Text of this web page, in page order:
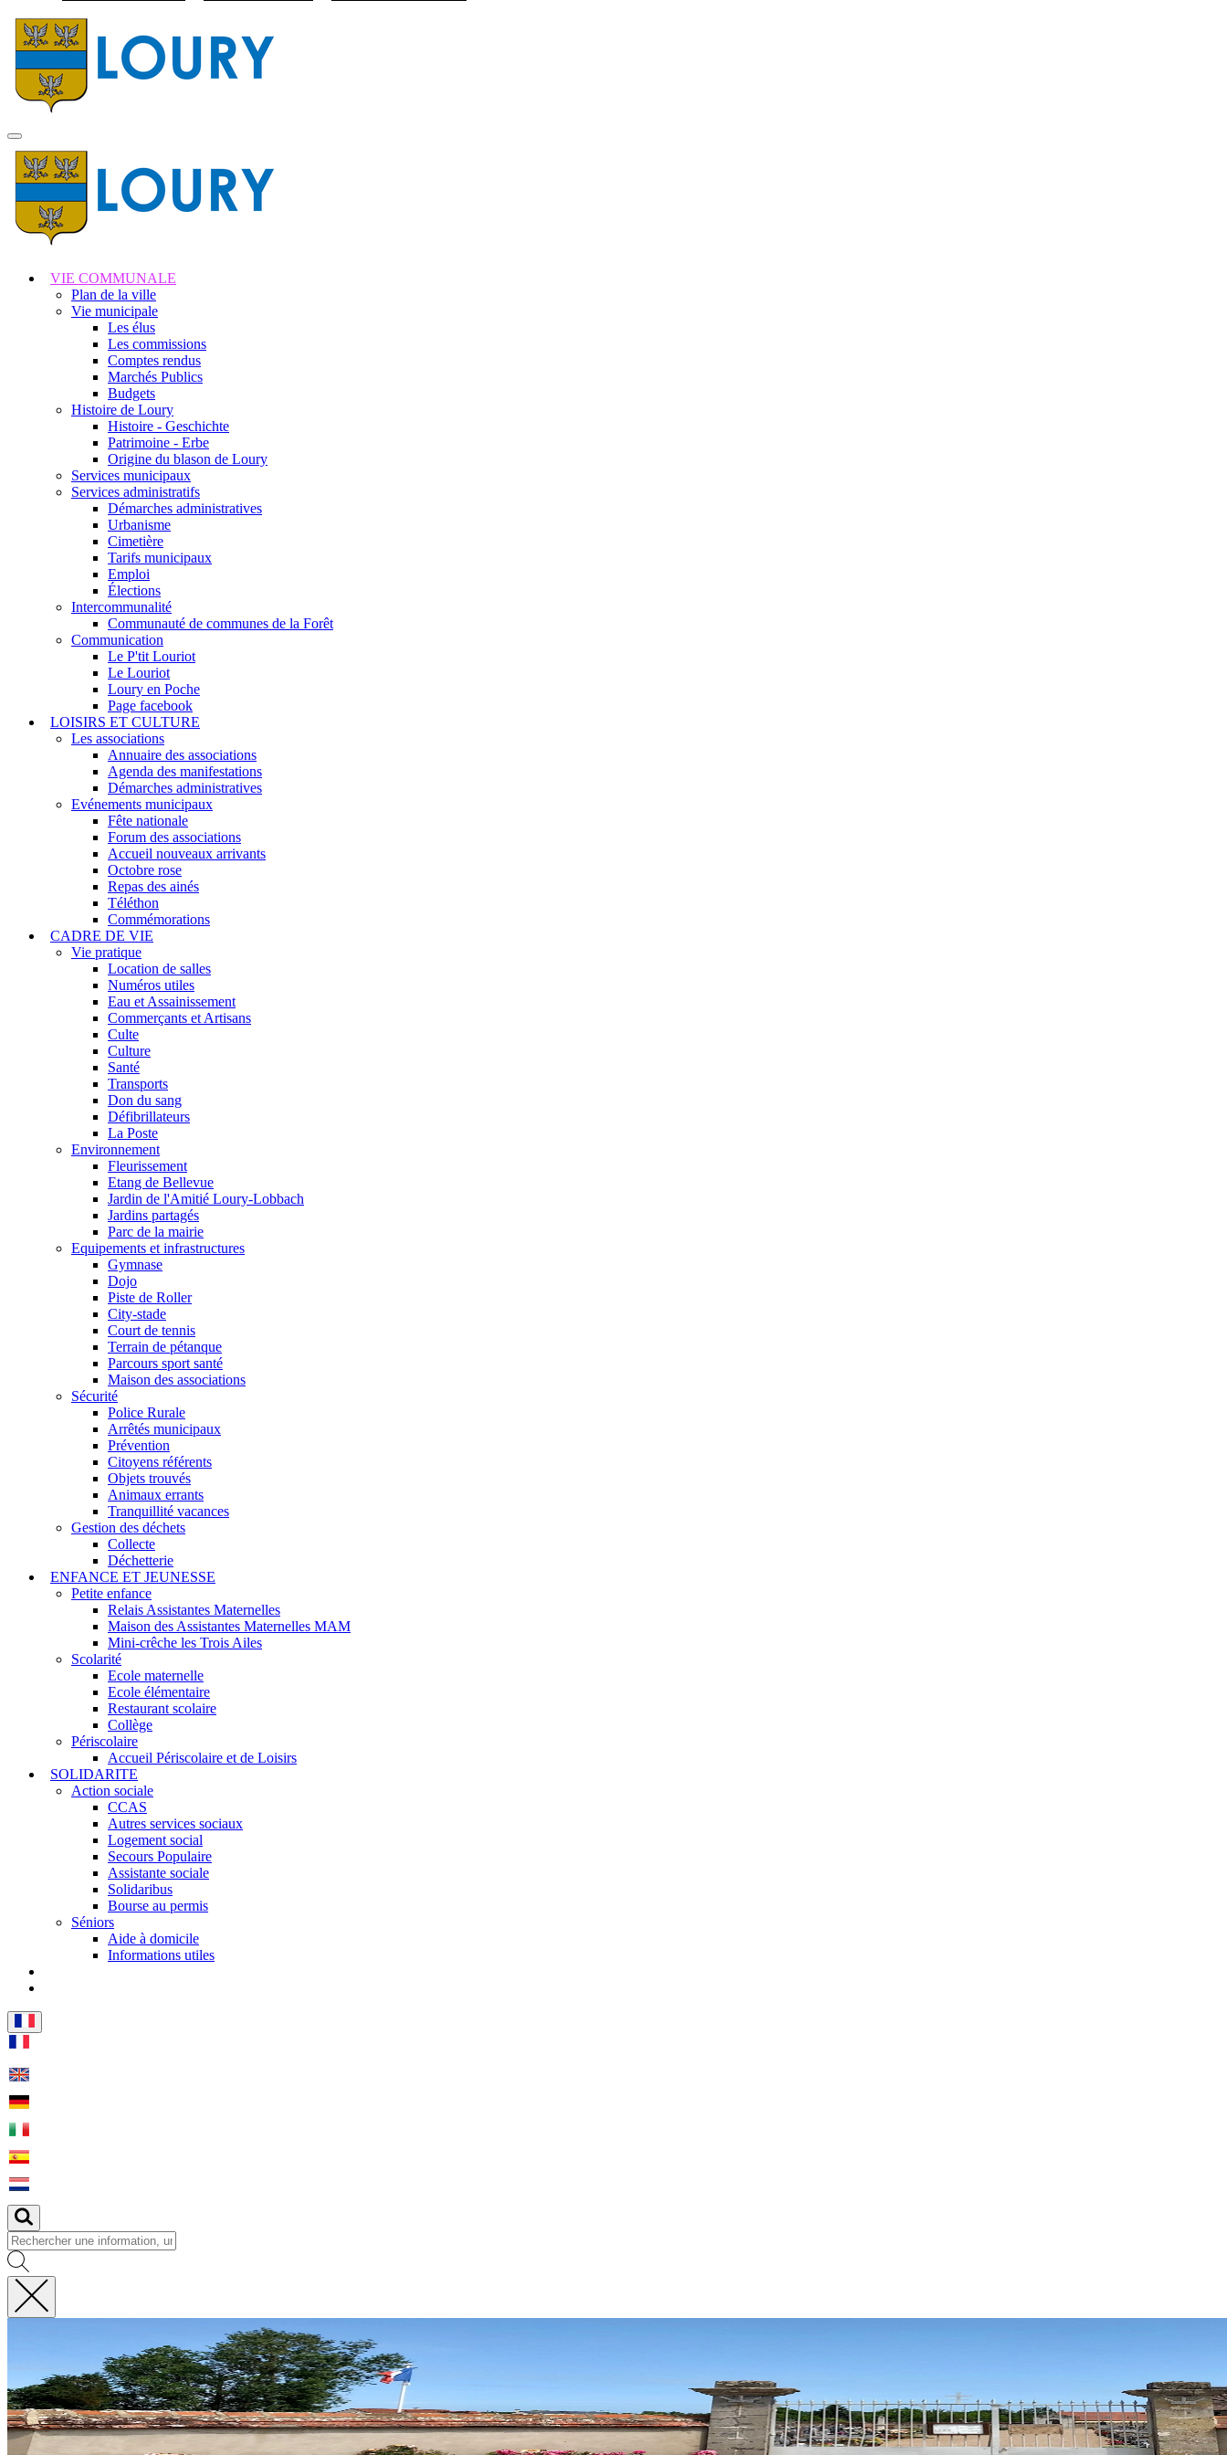
MENU
PRINCIPAL
VIE COMMUNALE
Plan de la ville
Vie municipale
Les élus
Les commissions
Comptes rendus
Marchés Publics
Budgets
Histoire de Loury
Histoire - Geschichte
Patrimoine - Erbe
Origine du blason de Loury
Services municipaux
Services administratifs
Démarches administratives
Urbanisme
Cimetière
Tarifs municipaux
Emploi
Élections
Intercommunalité
Communauté de communes de la Forêt
Communication
Le P'tit Louriot
Le Louriot
Loury en Poche
Page facebook
LOISIRS ET CULTURE
Les associations
Annuaire des associations
Agenda des manifestations
Démarches administratives
Evénements municipaux
Fête nationale
Forum des associations
Accueil nouveaux arrivants
Octobre rose
Repas des ainés
Téléthon
Commémorations
CADRE DE VIE
Vie pratique
Location de salles
Numéros utiles
Eau et Assainissement
Commerçants et Artisans
Culte
Culture
Santé
Transports
Don du sang
Défibrillateurs
La Poste
Environnement
Fleurissement
Etang de Bellevue
Jardin de l'Amitié Loury-Lobbach
Jardins partagés
Parc de la mairie
Equipements et infrastructures
Gymnase
Dojo
Piste de Roller
City-stade
Court de tennis
Terrain de pétanque
Parcours sport santé
Maison des associations
Sécurité
Police Rurale
Arrêtés municipaux
Prévention
Citoyens référents
Objets trouvés
Animaux errants
Tranquillité vacances
Gestion des déchets
Collecte
Déchetterie
ENFANCE ET JEUNESSE
Petite enfance
Relais Assistantes Maternelles
Maison des Assistantes Maternelles MAM
Mini-crêche les Trois Ailes
Scolarité
Ecole maternelle
Ecole élémentaire
Restaurant scolaire
Collège
Périscolaire
Accueil Périscolaire et de Loisirs
SOLIDARITE
Action sociale
CCAS
Autres services sociaux
Logement social
Secours Populaire
Assistante sociale
Solidaribus
Bourse au permis
Séniors
Aide à domicile
Informations utiles
Fermer